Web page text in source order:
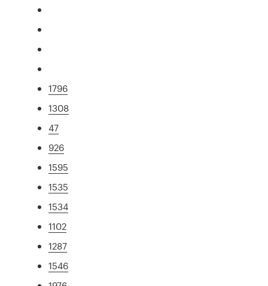
1796
1308
47
926
1595
1535
1534
1102
1287
1546